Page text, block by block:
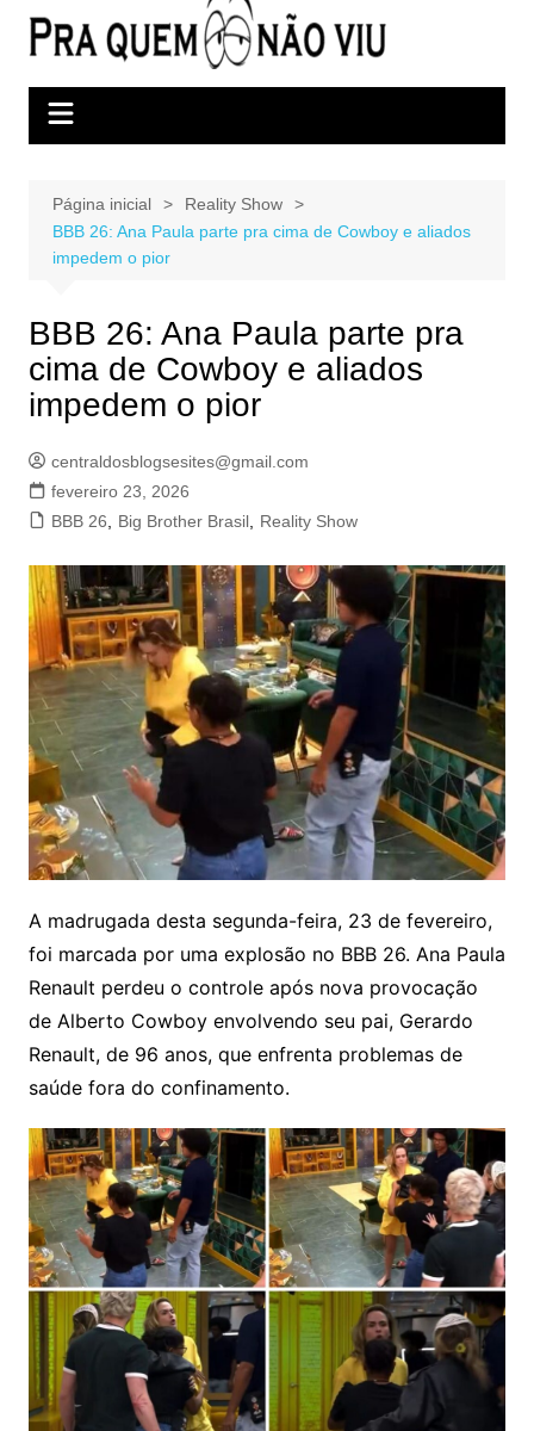
Página inicial
Reality Show
BBB 26: Ana Paula parte pra cima de Cowboy e aliados
impedem o pior
BBB 26: Ana Paula parte pra
cima de Cowboy e aliados
impedem o pior
centraldosblogsesites@gmail.com
fevereiro 23, 2026
BBB 26
Big Brother Brasil, Reality Show
A madrugada desta segunda-feira, 23 de fevereiro,
foi marcada por uma explosão no BBB 26. Ana Paula
Renault perdeu o controle após nova provocação
de Alberto Cowboy envolvendo seu pai, Gerardo
Renault, de 96 anos, que enfrenta problemas de
saúde fora do confinamento.